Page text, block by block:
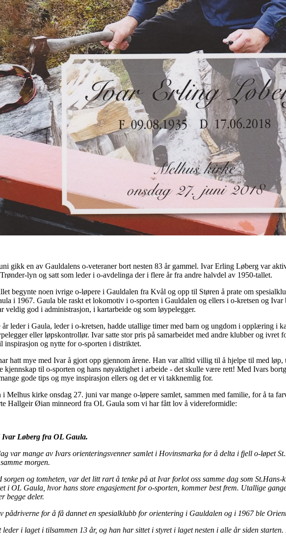
gikk en av Gauldalens o-veteraner bort nesten 83 år gammel. Ivar Erling Løberg var
lyn og satt som leder i o-avdelinga der i flere år fra andre halvdel av 1950-tallet.
begynte noen ivrige o-løpere i Gauldalen fra Kvål og opp til Støren å prate om
i 1967. Gaula ble raskt et lokomotiv i o-sporten i Gauldalen og ellers i o-kretsen og
veldig god i administrasjon, i kartarbeide og som løypelegger.
leder i Gaula, leder i o-kretsen, hadde utallige timer med barn og ungdom i opplæring i
eller løpskontrollør. Ivar satte stor pris på samarbeidet med andre klubber og ivret
inspirasjon og nytte for o-sporten i distriktet.
hatt mye med Ivar å gjort opp gjennom årene. Han var alltid villig til å hjelpe til med løp,
kjennskap til o-sporten og hans nøyaktighet i arbeide - det skulle være rett! Med Ivars
gode tips og mye inspirasjon ellers og det er vi takknemlig for.
i Melhus kirke onsdag 27. juni var mange o-løpere samlet, sammen med familie, for å ta
Hallgeir Øian minneord fra OL Gaula som vi har fått lov å videreformidle:
Ivar Løberg fra OL Gaula.
var mange av Ivars orienteringsvenner samlet i Hovinsmarka for å delta i fjell o-løpet
morgen.
sorgen og tomheten, var det litt rart å tenke på at Ivar forlot oss samme dag som
i OL Gaula, hvor hans store engasjement for o-sporten, kommer best frem. Utallige
begge deler.
pådriverne for å få dannet en spesialklubb for orientering i Gauldalen og i 1967 ble
i laget i tilsammen 13 år, og han har sittet i styret i laget nesten i alle år siden